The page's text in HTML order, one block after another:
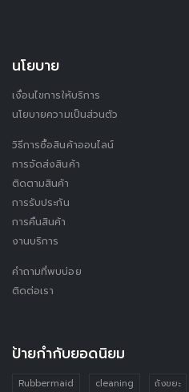
นโยบาย
เงื่อนไขการให้บริการ
นโยบายความเป็นส่วนตัว
วิธีการซื้อสินค้าออนไลน์
การจัดส่งสินค้า
ติดตามสินค้า
การรับประกัน
การคืนสินค้า
งานบริการ
คำถามที่พบบ่อย
ติดต่อเรา
ป้ายกำกับยอดนิยม
Rubbermaid cleaning ถังขยะ